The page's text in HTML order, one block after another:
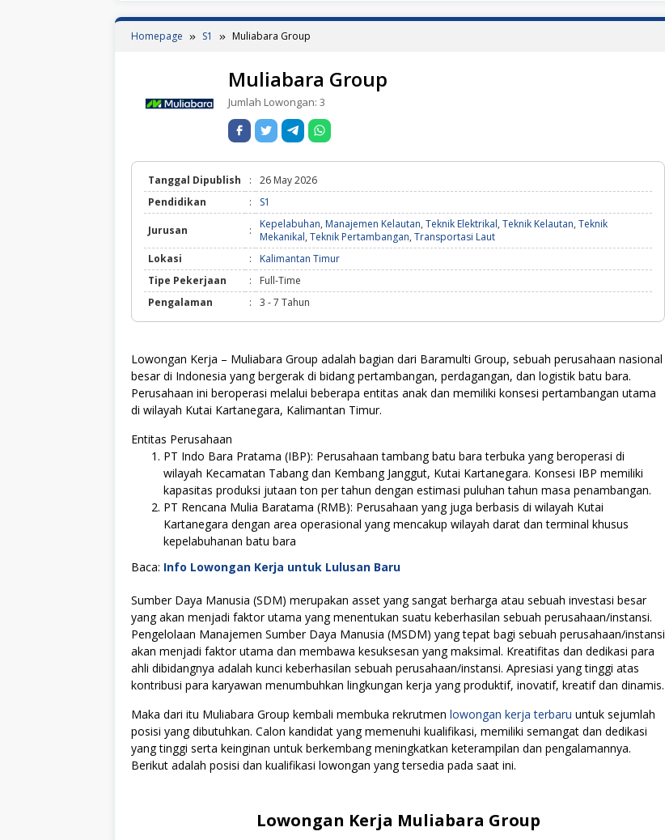
Homepage S1 Muliabara Group
Muliabara Group
Jumlah Lowongan: 3
Tanggal Dipublish :
26 May 2026
Pendidikan
: S1
Jurusan : Kepelabuhan, Manajemen Kelautan, Teknik Elektrikal, Teknik Kelautan, Teknik
Mekanikal, Teknik Pertambangan, Transportasi Laut
Lokasi
:
Kalimantan Timur
Tipe Pekerjaan
:
Full-Time
Pengalaman
: 3 - 7 Tahun
Lowongan Kerja – Muliabara Group adalah bagian dari Baramulti Group, sebuah perusahaan nasional
besar di Indonesia yang bergerak di bidang pertambangan, perdagangan, dan logistik batu bara.
Perusahaan ini beroperasi melalui beberapa entitas anak dan memiliki konsesi pertambangan utama
di wilayah Kutai Kartanegara, Kalimantan Timur.
Entitas Perusahaan
PT Indo Bara Pratama (IBP): Perusahaan tambang batu bara terbuka yang beroperasi di
wilayah Kecamatan Tabang dan Kembang Janggut, Kutai Kartanegara. Konsesi IBP memiliki
kapasitas produksi jutaan ton per tahun dengan estimasi puluhan tahun masa penambangan.
PT Rencana Mulia Baratama (RMB): Perusahaan yang juga berbasis di wilayah Kutai
Kartanegara dengan area operasional yang mencakup wilayah darat dan terminal khusus
kepelabuhanan batu bara
Baca: Info Lowongan Kerja untuk Lulusan Baru
Sumber Daya Manusia (SDM) merupakan asset yang sangat berharga atau sebuah investasi besar
yang akan menjadi faktor utama yang menentukan suatu keberhasilan sebuah perusahaan/instansi.
Pengelolaan Manajemen Sumber Daya Manusia (MSDM) yang tepat bagi sebuah perusahaan/instansi
akan menjadi faktor utama dan membawa kesuksesan yang maksimal. Kreatifitas dan dedikasi para
ahli dibidangnya adalah kunci keberhasilan sebuah perusahaan/instansi. Apresiasi yang tinggi atas
kontribusi para karyawan menumbuhkan lingkungan kerja yang produktif, inovatif, kreatif dan dinamis.
Maka dari itu Muliabara Group kembali membuka rekrutmen lowongan kerja terbaru untuk sejumlah
posisi yang dibutuhkan. Calon kandidat yang memenuhi kualifikasi, memiliki semangat dan dedikasi
yang tinggi serta keinginan untuk berkembang meningkatkan keterampilan dan pengalamannya.
Berikut adalah posisi dan kualifikasi lowongan yang tersedia pada saat ini.
Lowongan Kerja Muliabara Group